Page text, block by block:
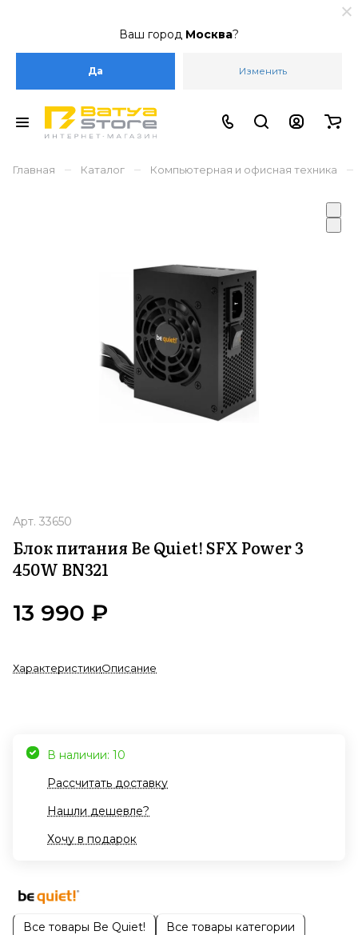
Ваш город Москва?
Да Изменить
Главная – Каталог – Компьютерная и офисная техника –
Арт. 33650
Блок питания Be Quiet! SFX Power 3
450W BN321
13 990 ₽
ХарактеристикиОписание
В наличии: 10
Рассчитать доставку
Нашли дешевле?
Хочу в подарок
Все товары Be Quiet! Все товары категории